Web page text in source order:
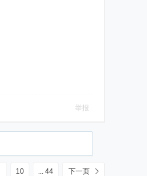
举报
10 ... 44 下一页